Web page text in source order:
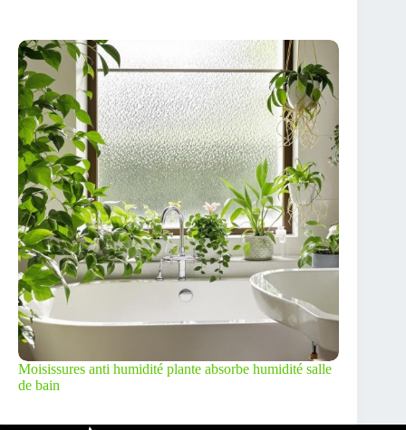
Moisissures anti humidité plante absorbe humidité salle
de bain